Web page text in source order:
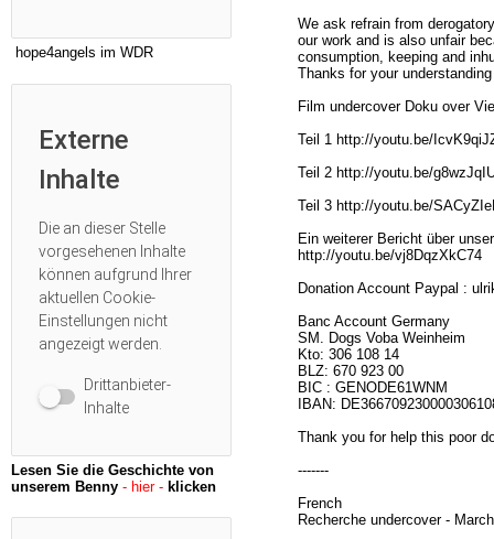
hope4angels im WDR
Externe
Inhalte
Die an dieser Stelle
vorgesehenen Inhalte
können aufgrund Ihrer
aktuellen Cookie-
Einstellungen nicht
angezeigt werden.
Drittanbieter-
Inhalte
Lesen Sie die Geschichte von
unserem Benny - hier - klicken
We ask refrain from
our work and is also unfair
consumption, keeping and
Thanks for your
Film undercover Doku over
Teil 1 http://youtu.be/
Teil 2 http://youtu.be/
Teil 3 http://youtu.be/
Ein weiterer Bericht über
http://youtu.be/vj8DqzXkC74
Donation Account Paypal :
Banc Account Germany
SM. Dogs Voba Weinheim
Kto: 306 108 14
BLZ: 670 923 00
BIC : GENODE61WNM
IBAN:
Thank you for help this poor
-------
French
Recherche undercover -